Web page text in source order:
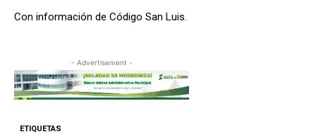
Con información de Código San Luis.
- Advertisement -
ETIQUETAS